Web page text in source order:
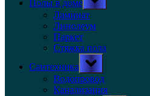
Полы в доме
sub-
menu
Ламинат
Линолеум
Паркет
Стяжка пола
Сантехника
Toggle
sub-
menu
Водопровод
Канализация